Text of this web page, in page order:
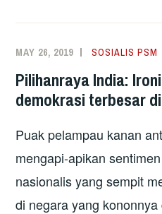
MAY 26, 2019 SOSIALIS PSM
Pilihanraya India:
demokrasi terbesar
Puak pelampau kanan
mengapi-apikan
nasionalis yang sempit
di negara yang